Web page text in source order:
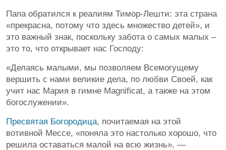
Папа обратился к реалиям Тимор-Лешти: эта страна
«прекрасна, потому что здесь множество детей», и
это важный знак, поскольку забота о самых малых –
это то, что открывает нас Господу:
«Делаясь малыми, мы позволяем Всемогущему
вершить с нами великие дела, по любви Своей, как
учит нас Мария в гимне Magnificat, а также на этом
богослужении».
Пресвятая Богородица, почитаемая на этой
вотивной Мессе, «поняла это настолько хорошо, что
решила оставаться малой на всю жизнь», —